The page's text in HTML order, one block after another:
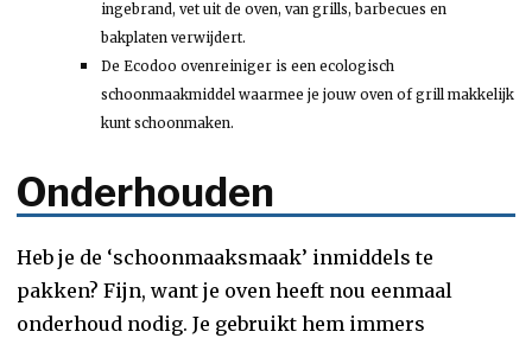
ingebrand, vet uit de oven, van grills, barbecues en
bakplaten verwijdert.
De Ecodoo ovenreiniger is een ecologisch
schoonmaakmiddel waarmee je jouw oven of grill makkelijk
kunt schoonmaken.
Onderhouden
Heb je de ‘schoonmaaksmaak’ inmiddels te
pakken? Fijn, want je oven heeft nou eenmaal
onderhoud nodig. Je gebruikt hem immers